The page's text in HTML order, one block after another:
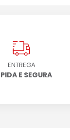
ENTREGA
E SEGURA